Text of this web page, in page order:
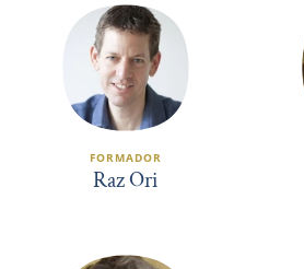
FORMADOR
Raz Ori